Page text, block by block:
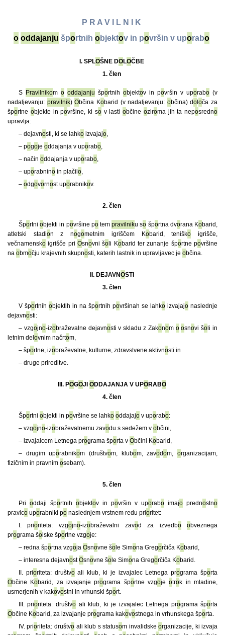
P R A V I L N I K
o oddajanju športnih objektov in površin v uporabo
I. SPLOŠNE DOLOČBE
1. člen
S Pravilnikom o oddajanju športnihobjektov in površin v uporabo (v
nadaljevanju: pravilnik)Občina Kobarid (v nadaljevanju: občina) do loča za
športne objekte in površine, ki sov lasti občine oziroma jih ta neposredno
upravlja:
– dejavnosti, ki se lahkoizvajajo,
– pogoje oddajanja v uporabo,
– način oddajanja v uporabo,
– uporabninoin plačil o,
– odgovornost uporabnikov.
2. člen
Športniobjekti in površine potempravilniku so športna dvorana Kobarid,
atletski stadion z nogometnim igriščem Kobarid, teniško igrišče,
večnamensko igrišče pri Osnovni šo li Kobarid ter zunanje športne površine
na območju krajevnih skupnosti, katerih lastnik in upravljavec je občina.
II. DEJAVNOSTI
3. člen
V športnih objektih in na športnih površinah se lahko izvajajo naslednje
dejavnosti:
– vzgojno-izobraževalne dejavnosti v skladu z Zakonom o osnovi šo li in
letnim del ovnim načrtom,
– športne, izobraževalne, kulturne, zdravstvene aktivnosti in
– druge prireditve.
III. POGOJI ODDAJANJA V UPORABO
4. člen
Športni objekti in površine se lahko oddajajov uporabo:
– vzgojno-izobraževalnemu zavodu s sedežem v občini,
– izvajalcem Letnega programa športa v Občini Kobarid,
– drugim uporabnikom (društvom, klubom, zavodom, organizacijam,
fizičnim in pravnim osebam).
5. člen
Pri oddaji športnihobjektov in površin v uporabo imajo prednostno
pravico uporabniki po naslednjem vrstnem redu prioritet:
I. prioriteta: vzgojno-izobraževalni zavod za izvedbo obveznega
programa šo lske športne vzgoje:
– redna športna vzgoja Osnovne šole Simona Gregorčiča Kobarid,
– interesna dejavnostOsnovne šole Simona Gregorčiča Kobarid.
II. prioriteta: društvoali klub, ki je izvajalec Letnega programa športa
Občine Kobarid, za izvajanje programa športne vzgojeotrok in mladine,
usmerjenih v kakovostni in vrhunski šport.
III. prioriteta: društvo ali klub, ki je izvajalec Letnega programa športa
Občine Kobarid, za izvajanje programa kakovostnega in vrhunskega športa.
IV. prioriteta: društvo ali klub s statusom invalidskeorganizacije, ki izvaja